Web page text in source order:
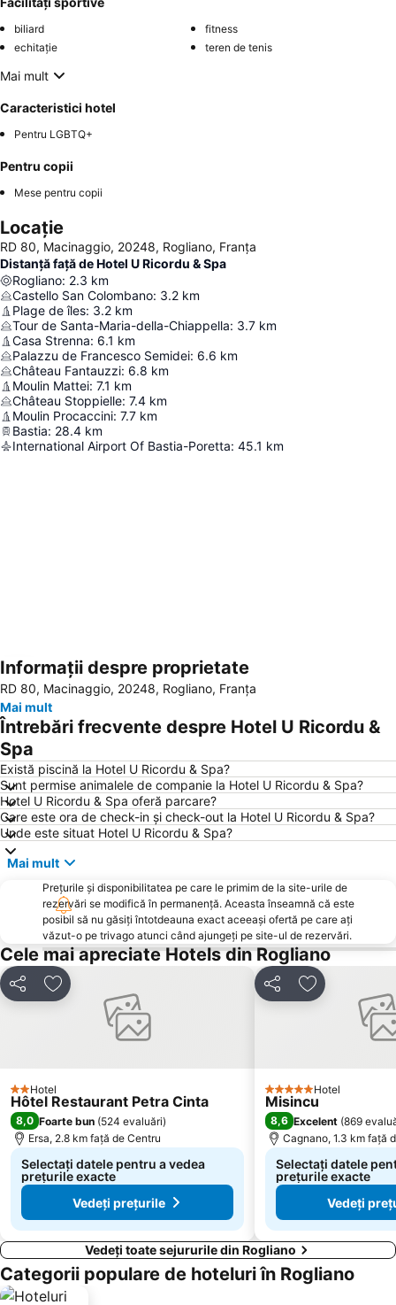
biliard
fitness
echitație
teren de tenis
Mai mult
Caracteristici hotel
Pentru LGBTQ+
Pentru copii
Mese pentru copii
Locație
RD 80, Macinaggio, 20248, Rogliano, Franţa
Distanță față de Hotel U Ricordu & Spa
Rogliano: 2.3 km
Castello San Colombano: 3.2 km
Plage de îles: 3.2 km
Tour de Santa-Maria-della-Chiappella: 3.7 km
Casa Strenna: 6.1 km
Palazzu de Francesco Semidei: 6.6 km
Château Fantauzzi: 6.8 km
Moulin Mattei: 7.1 km
Château Stoppielle: 7.4 km
Moulin Procaccini: 7.7 km
Bastia: 28.4 km
International Airport Of Bastia-Poretta: 45.1 km
Hartă extinsă
Informații despre proprietate
RD 80, Macinaggio, 20248, Rogliano, Franţa
Mai mult
Întrebări frecvente despre Hotel U Ricordu &
Spa
Există piscină la Hotel U Ricordu & Spa?
Sunt permise animalele de companie la Hotel U Ricordu & Spa?
Hotel U Ricordu & Spa oferă parcare?
Care este ora de check-in și check-out la Hotel U Ricordu & Spa?
Unde este situat Hotel U Ricordu & Spa?
Mai mult
Prețurile și disponibilitatea pe care le primim de la site-urile de
rezervări se modifică în permanență. Aceasta înseamnă că este
posibil să nu găsiți întotdeauna exact aceeași ofertă pe care ați
văzut-o pe trivago atunci când ajungeți pe site-ul de rezervări.
Cele mai apreciate Hotels din Rogliano
DistribuițiAdăugaţi la favorite
2 Stele
Hotel
Hôtel Restaurant Petra Cinta
8,0 Foarte bun (524 evaluări)
Ersa, 2.8 km faţă de Centru
Selectați datele pentru a vedea
prețurile exacte
Vedeți prețurile
DistribuițiAdăugaţi la
5 Stele Hotel
Misincu
8,6 Excelent (869
Cagnano, 1.3 km faţă
Selectați datele
prețurile exacte
Vedeți
Vedeți toate sejururile din Rogliano
Categorii populare de hoteluri în Rogliano